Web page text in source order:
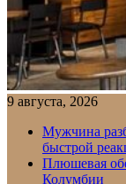
9 августа, 2026
Мужчина
быстрой
Плюшевая
Колумбии